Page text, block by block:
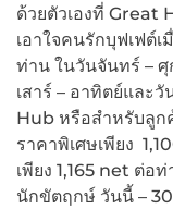
ด้วยตัวเองที่ Great
เอาใจคนรักบุฟเฟต์
ท่าน ในวันจันทร์ – ศุ
เสาร์ – อาทิตย์และ
Hub หรือสำหรับลูก
ราคาพิเศษเพียง
เพียง 1,165 net ต่อ
นักขัตฤกษ์ วันนี้ –